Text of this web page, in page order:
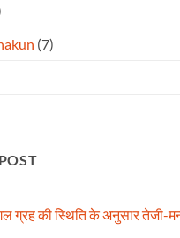
(7)
ग्रह की स्थिति के अनुसार तेजी-